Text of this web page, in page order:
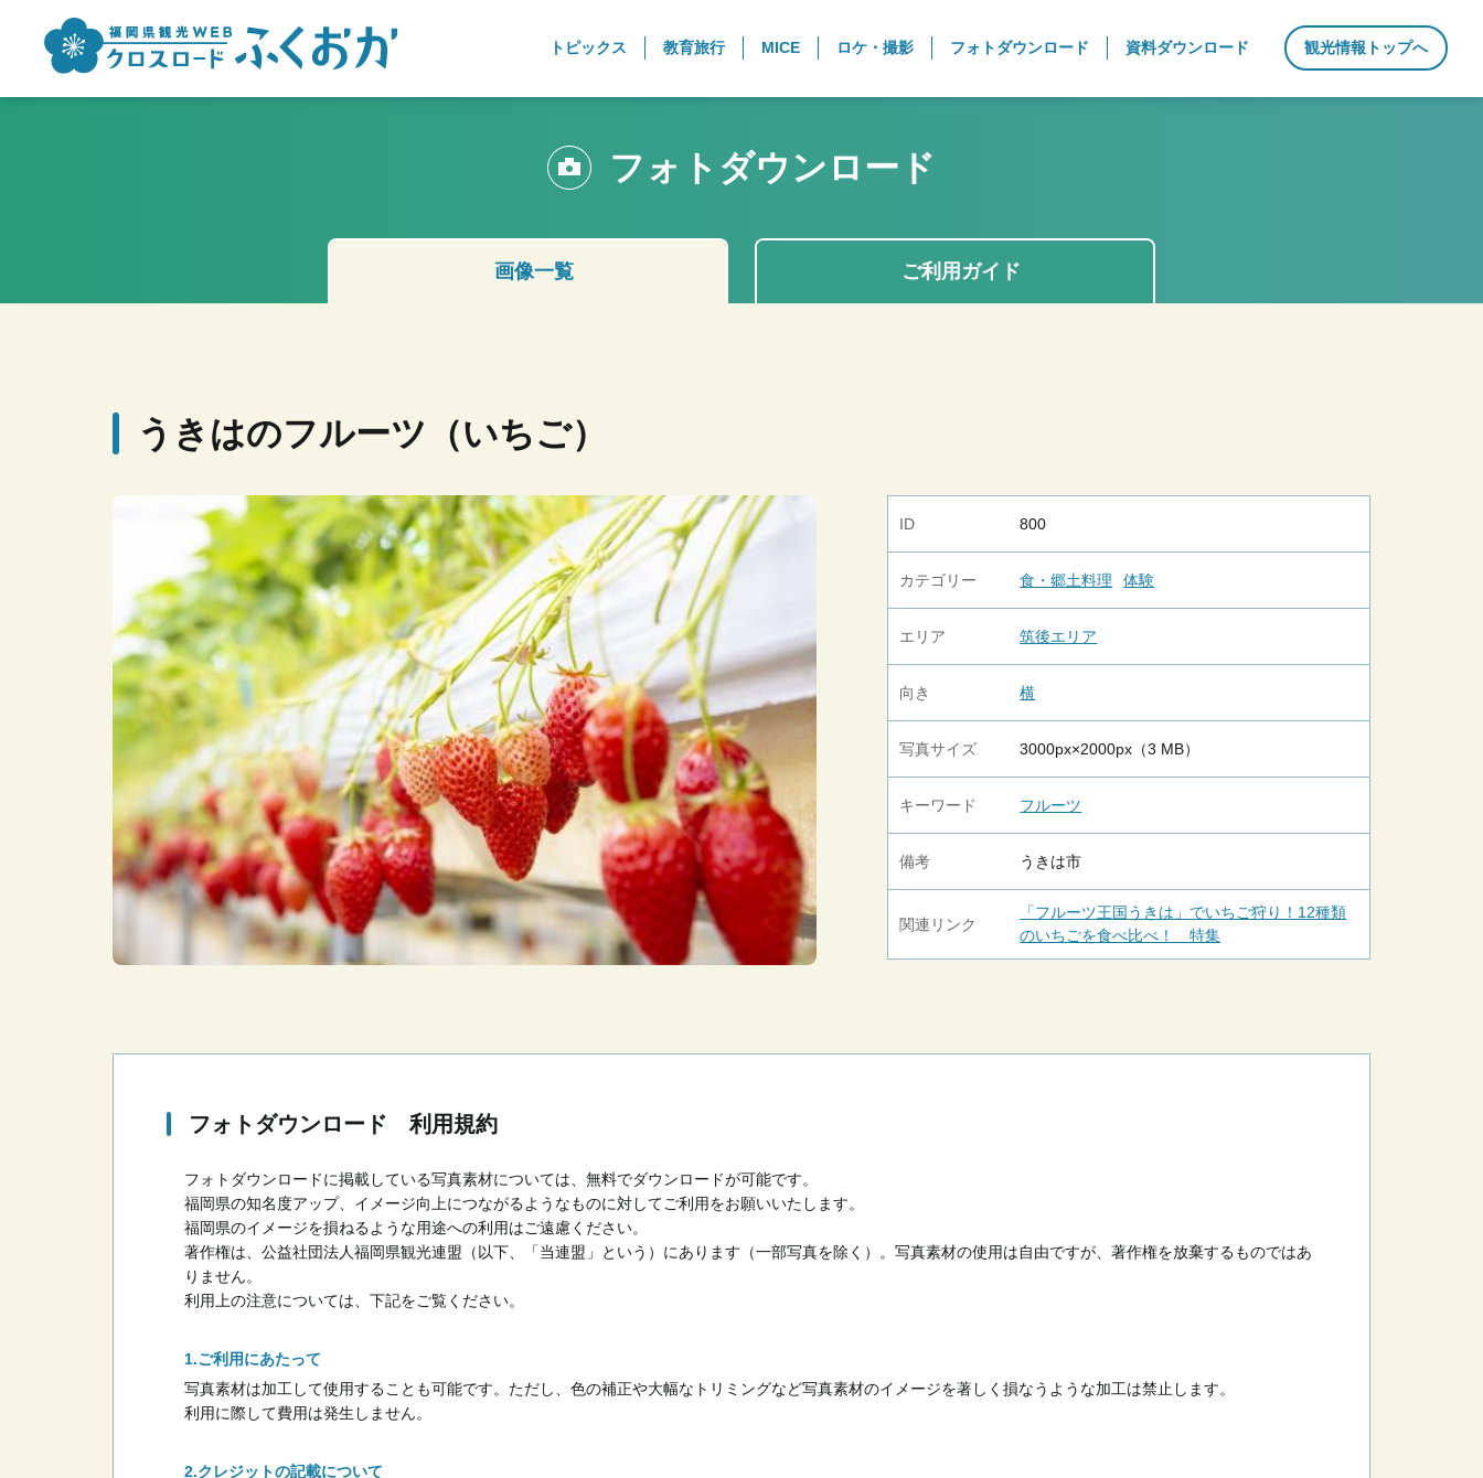
トピックス 教育旅行 MICE ロケ・撮影 フォトダウンロード 資料ダウンロード 観光情報トップへ
フォトダウンロード
画像一覧 ご利用ガイド
うきはのフルーツ（いちご）
ID 800
カテゴリー 食・郷土料理 体験
エリア 筑後エリア
向き 横
写真サイズ 3000px×2000px（3 MB）
キーワード フルーツ
備考 うきは市
関連リンク
「フルーツ王国うきは」でいちご狩り！12種類
のいちごを食べ比べ！ 特集
フォトダウンロード 利用規約
フォトダウンロードに掲載している写真素材については、無料でダウンロードが可能です。
福岡県の知名度アップ、イメージ向上につながるようなものに対してご利用をお願いいたします。
福岡県のイメージを損ねるような用途への利用はご遠慮ください。
著作権は、公益社団法人福岡県観光連盟（以下、「当連盟」という）にあります（一部写真を除く）。写真素材の使用は自由ですが、著作権を放棄するものではあ
りません。
利用上の注意については、下記をご覧ください。
ご利用にあたって
写真素材は加工して使用することも可能です。ただし、色の補正や大幅なトリミングなど写真素材のイメージを著しく損なうような加工は禁止します。
利用に際して費用は発生しません。
クレジットの記載について